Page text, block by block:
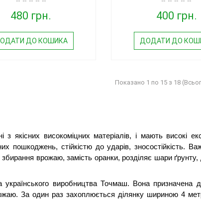
480 грн.
ДО КОШИКА
400 грн.
ДОДАТИ ДО
Показано 1 по 15 з 18
якісних високоміцних матеріалів, і мають високі
пошкоджень, стійкістю до ударів, зносостійкість.
врожаю, замість оранки, розділяє шари ґрунту,
виробництва Точмаш. Вона призначена
За один раз захоплюється ділянку шириною 4